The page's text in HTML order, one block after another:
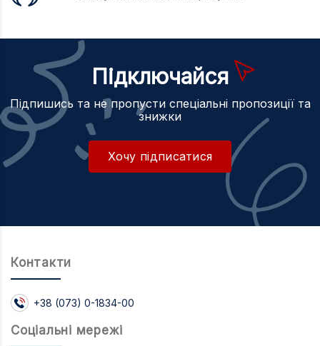
Підключайся
Підпишись та не пропусти спеціальні пропозиції та
знижки
Хочу підписатися
Контакти
+38 (073) 0-1834-00
Соцiальнi мережi